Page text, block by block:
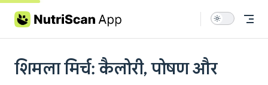
Skip to content
शिमला मिर्च: कैलोरी, पोषण और